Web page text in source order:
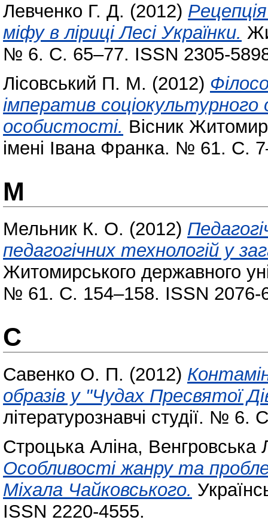
Левченко Г. Д. (2012)
міфу в ліриці Лесі Українки.
№ 6. С. 65–77. ISSN 2305-
Лісовський П. М. (2012)
імператив
особистості. Вісник
імені Івана Франка. № 61. С.
М
Мельник К. О. (2012)
педагогічних технологій у
Житомирського державного
№ 61. С. 154–158. ISSN 2076-
С
Савенко О. П. (2012)
образів у "Чудах Пресвятої
літературознавчі студії. №
Строцька Аліна, Венгровська
Особливості жанру та
Міхала Чайковського.
ISSN 2220-4555.